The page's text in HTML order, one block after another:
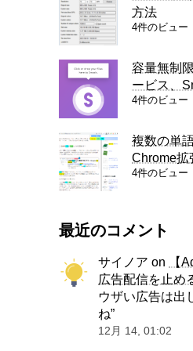
方法
4件のビュー
容量無制
ービス、
4件のビュー
複数の単
Chrome拡
4件のビュー
最近のコメント
サイノア on
【
広告配信を止め
ウザい広告は出
ね”
12月 14, 01:02